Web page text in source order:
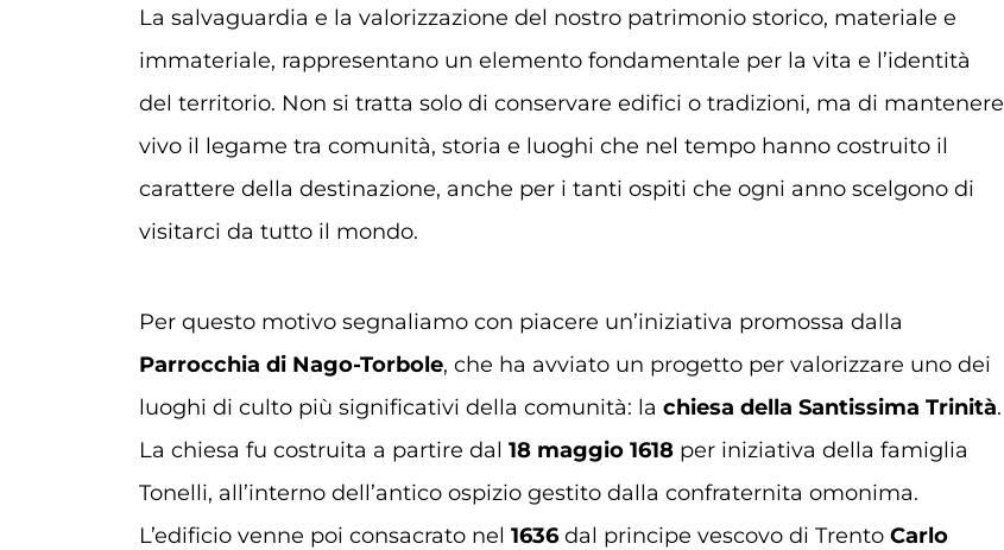
La salvaguardia e la valorizzazione del nostro patrimonio storico, materiale e
immateriale, rappresentano un elemento fondamentale per la vita e l’identità
del territorio. Non si tratta solo di conservare edifici o tradizioni, ma di mantenere
vivo il legame tra comunità, storia e luoghi che nel tempo hanno costruito il
carattere della destinazione, anche per i tanti ospiti che ogni anno scelgono di
visitarci da tutto il mondo.
Per questo motivo segnaliamo con piacere un’iniziativa promossa dalla
Parrocchia di Nago-Torbole, che ha avviato un progetto per valorizzare uno dei
luoghi di culto più significativi della comunità: la chiesa della Santissima Trinità.
La chiesa fu costruita a partire dal 18 maggio 1618 per iniziativa della famiglia
Tonelli, all’interno dell’antico ospizio gestito dalla confraternita omonima.
L’edificio venne poi consacrato nel 1636 dal principe vescovo di Trento Carlo